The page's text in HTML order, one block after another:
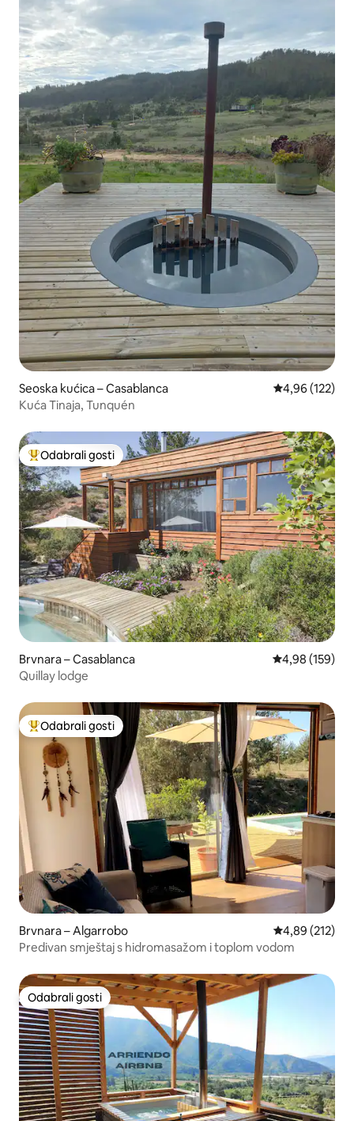
Seoska kućica – Casablanca Prosječna
4,96 (122)
Kuća Tinaja, Tunquén
Među najviše rangiranima s oznakom „Odabrali gosti”
Odabrali gosti
Brvnara – Casablanca Prosječna
4,98 (159)
Quillay lodge
Među najviše rangiranima s oznakom „Odabrali gosti”
Odabrali gosti
Brvnara – Algarrobo Prosječna
4,89 (212)
Predivan smještaj s hidromasažom i toplom vodom
Odabrali gosti
Odabrali gosti